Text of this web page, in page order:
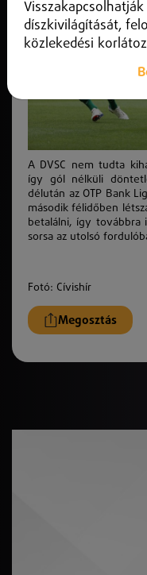
A DVSC nem tudta
így gól nélküli
délután az OTP Bank
második félidőben
betalálni, így továbbra
sorsa az utolsó
Fotó: Cívishír
Megosztás
díszkivilágítását,
közlekedési